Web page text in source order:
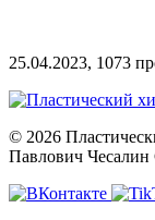
25.04.2023, 1073
© 2026
Павлович Чесалин